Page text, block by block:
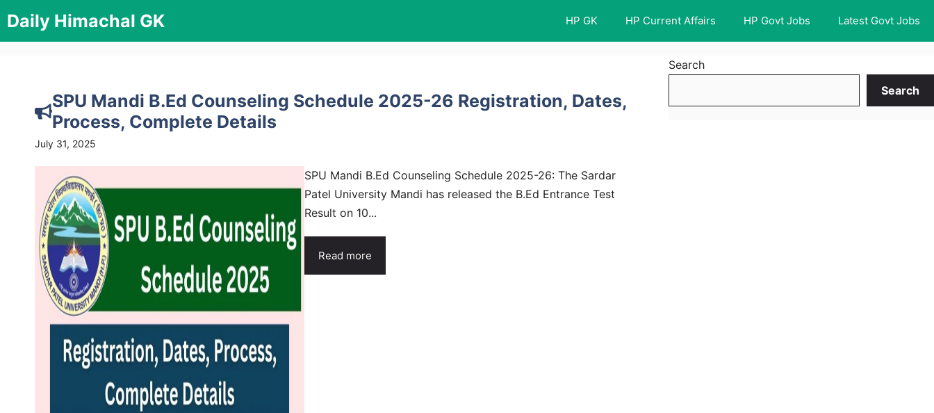
to
content
Daily Himachal GK HP GK HP Current Affairs HP Govt Jobs Latest Govt Jobs
SPU Mandi B.Ed Counseling Schedule 2025-26 Registration, Dates,
Process, Complete Details
July 31, 2025
SPU Mandi B.Ed Counseling Schedule 2025-26: The Sardar
Patel University Mandi has released the B.Ed Entrance Test
Result on 10...
Read more
Search
Search